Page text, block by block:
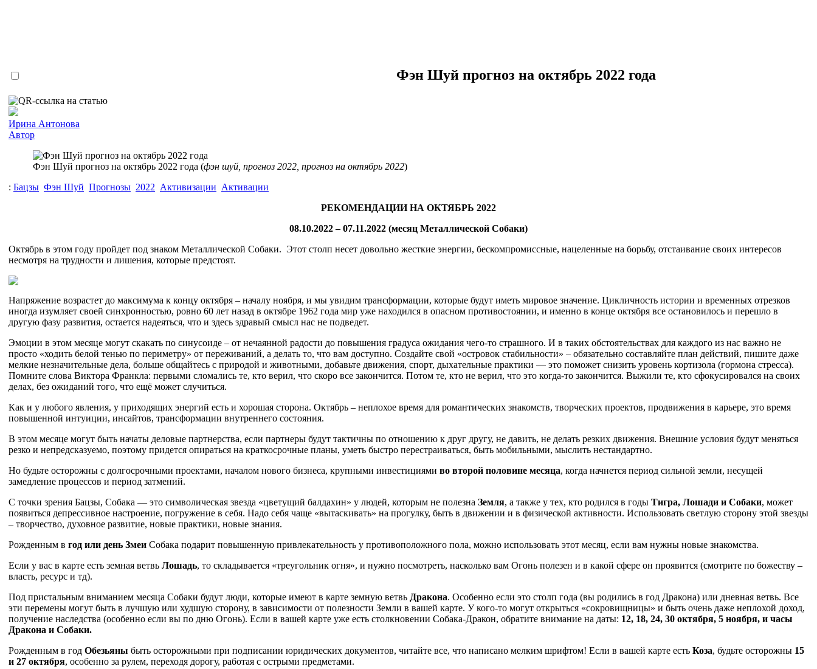
Фэн Шуй прогноз на октябрь 2022 года
Ирина Антонова
Автор
Фэн Шуй прогноз на октябрь 2022 года (фэн шуй, прогноз 2022, прогноз на октябрь 2022)
: Бацзы Фэн Шуй Прогнозы 2022 Активизации Активации
РЕКОМЕНДАЦИИ НА ОКТЯБРЬ 2022
08.10.2022 – 07.11.2022 (месяц Металлической Собаки)
Октябрь в этом году пройдет под знаком Металлической Собаки. Этот столп несет довольно жесткие энергии, бескомпромиссные, нацеленные на борьбу, отстаивание своих интересов
несмотря на трудности и лишения, которые предстоят.
Напряжение возрастет до максимума к концу октября – началу ноября, и мы увидим трансформации, которые будут иметь мировое значение. Цикличность истории и временных отрезков
иногда изумляет своей синхронностью, ровно 60 лет назад в октябре 1962 года мир уже находился в опасном противостоянии, и именно в конце октября все остановилось и перешло в
другую фазу развития, остается надеяться, что и здесь здравый смысл нас не подведет.
Эмоции в этом месяце могут скакать по синусоиде – от нечаянной радости до повышения градуса ожидания чего-то страшного. И в таких обстоятельствах для каждого из нас важно не
просто «ходить белой тенью по периметру» от переживаний, а делать то, что вам доступно. Создайте свой «островок стабильности» – обязательно составляйте план действий, пишите даже
мелкие незначительные дела, больше общайтесь с природой и животными, добавьте движения, спорт, дыхательные практики — это поможет снизить уровень кортизола (гормона стресса).
Помните слова Виктора Франкла: первыми сломались те, кто верил, что скоро все закончится. Потом те, кто не верил, что это когда-то закончится. Выжили те, кто сфокусировался на своих
делах, без ожиданий того, что ещё может случиться.
Как и у любого явления, у приходящих энергий есть и хорошая сторона. Октябрь – неплохое время для романтических знакомств, творческих проектов, продвижения в карьере, это время
повышенной интуиции, инсайтов, трансформации внутреннего состояния.
В этом месяце могут быть начаты деловые партнерства, если партнеры будут тактичны по отношению к друг другу, не давить, не делать резких движения. Внешние условия будут меняться
резко и непредсказуемо, поэтому придется опираться на краткосрочные планы, уметь быстро перестраиваться, быть мобильными, мыслить нестандартно.
Но будьте осторожны с долгосрочными проектами, началом нового бизнеса, крупными инвестициями во второй половине месяца, когда начнется период сильной земли, несущей
замедление процессов и период затмений.
С точки зрения Бацзы, Собака — это символическая звезда «цветущий балдахин» у людей, которым не полезна Земля, а также у тех, кто родился в годы Тигра, Лошади и Собаки, может
появиться депрессивное настроение, погружение в себя. Надо себя чаще «вытаскивать» на прогулку, быть в движении и в физической активности. Использовать светлую сторону этой звезды
– творчество, духовное развитие, новые практики, новые знания.
Рожденным в год или день Змеи Собака подарит повышенную привлекательность у противоположного пола, можно использовать этот месяц, если вам нужны новые знакомства.
Если у вас в карте есть земная ветвь Лошадь, то складывается «треугольник огня», и нужно посмотреть, насколько вам Огонь полезен и в какой сфере он проявится (смотрите по божеству –
власть, ресурс и тд).
Под пристальным вниманием месяца Собаки будут люди, которые имеют в карте земную ветвь Дракона. Особенно если это столп года (вы родились в год Дракона) или дневная ветвь. Все
эти перемены могут быть в лучшую или худшую сторону, в зависимости от полезности Земли в вашей карте. У кого-то могут открыться «сокровищницы» и быть очень даже неплохой доход,
получение наследства (особенно если вы по дню Огонь). Если в вашей карте уже есть столкновении Собака-Дракон, обратите внимание на даты: 12, 18, 24, 30 октября, 5 ноября, и часы
Дракона и Собаки.
Рожденным в год Обезьяны быть осторожными при подписании юридических документов, читайте все, что написано мелким шрифтом! Если в вашей карте есть Коза, будьте осторожны 15
и 27 октября, особенно за рулем, переходя дорогу, работая с острыми предметами.